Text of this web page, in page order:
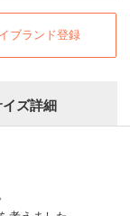
ブランド登録
ズ詳細